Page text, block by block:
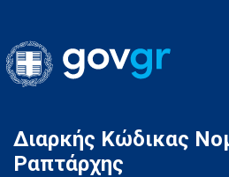
Gov.gr
Διαρκής Κώδικας
Ραπτάρχης